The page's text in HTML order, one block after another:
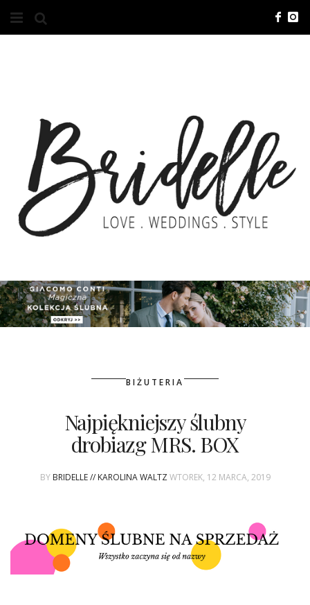
O NAS
KONTAKT
REKLAMA
ADVERTISING
ZGŁOSZENIA
WASZE ŚLUBY
{HOT SEXY BEST}
BIŻUTERIA
Najpiękniejszy ślubny
drobiazg MRS. BOX
BY BRIDELLE // KAROLINA WALTZ WTOREK, 12 MARCA, 2019